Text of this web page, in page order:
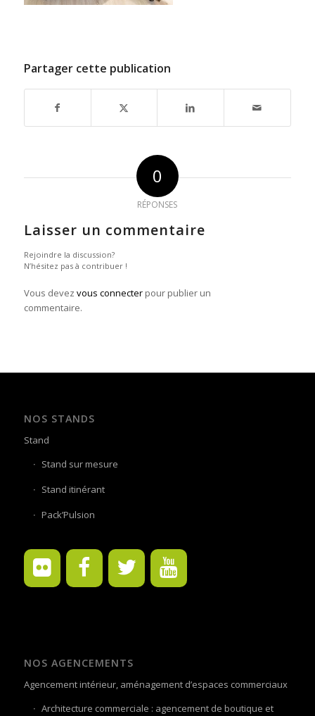
Partager cette publication
0
RÉPONSES
Laisser un commentaire
Rejoindre la discussion?
N’hésitez pas à contribuer !
Vous devez vous connecterpour publier un
commentaire.
NOS STANDS
Stand
Stand sur mesure
Stand itinérant
Pack’Pulsion
NOS AGENCEMENTS
Agencement intérieur, aménagement d’espaces commerciaux
Architecture commerciale : agencement de boutique et